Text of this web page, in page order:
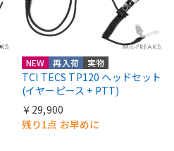
NEW 再入荷 実物
TCI TECS TP120 ヘッドセット
(イヤーピース + PTT)
￥29,900
残り1点 お早めに